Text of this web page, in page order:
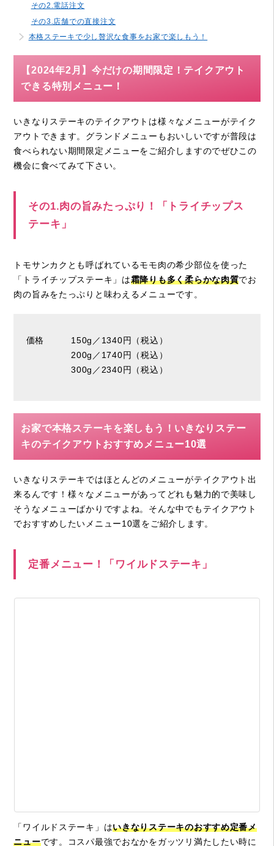
その2.電話注文
その3.店舗での直接注文
本格ステーキで少し贅沢な食事をお家で楽しもう！
【2024年2月】今だけの期間限定！テイクアウト
できる特別メニュー！
いきなりステーキのテイクアウトは様々なメニューがテイク
アウトできます。グランドメニューもおいしいですが普段は
食べられない期間限定メニューをご紹介しますのでぜひこの
機会に食べてみて下さい。
その1.肉の旨みたっぷり！「トライチップス
テーキ」
トモサンカクとも呼ばれているモモ肉の希少部位を使った
「トライチップステーキ」は霜降りも多く柔らかな肉質でお
肉の旨みをたっぷりと味わえるメニューです。
価格 150g／1340円（税込）
200g／1740円（税込）
300g／2340円（税込）
お家で本格ステーキを楽しもう！いきなりステー
キのテイクアウトおすすめメニュー10選
いきなりステーキではほとんどのメニューがテイクアウト出
来るんです！様々なメニューがあってどれも魅力的で美味し
そうなメニューばかりですよね。そんな中でもテイクアウト
でおすすめしたいメニュー10選をご紹介します。
定番メニュー！「ワイルドステーキ」
「ワイルドステーキ」はいきなりステーキのおすすめ定番メ
ニューです。コスパ最強でおなかをガッツリ満たしたい時に